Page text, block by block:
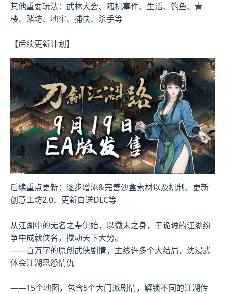
其他重要玩法：武林大会、随机事件、生活、钓鱼、青
楼、赌坊、地牢、捕快、杀手等
【后续更新计划】
后续重点更新：逐步增添&完善沙盒素材以及机制、更新
创意工坊2.0、更新白送DLC等
从江湖中的无名之辈伊始，以微末之身，于诡谲的江湖纷
争中成就侠名，搅动天下大势。
——百万字的原创武侠剧情，主线许多个大结局，沈浸式
体会江湖恩怨情仇
——15个地图，包含5个大门派剧情，解锁不同的江湖传